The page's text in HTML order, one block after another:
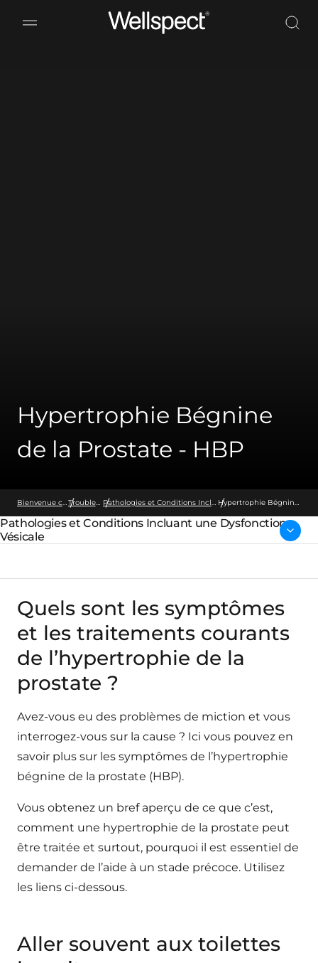
Wellspect
Hypertrophie Bégnine
de la Prostate - HBP
Bienvenue chez Wellspect Troubles Urinaires Pathologies et Conditions Incluant une Dysfonction Vésicale Hypertrophie Bégnine
Page parents:
Pathologies et Conditions Incluant une Dysfonction
Vésicale
Quels sont les symptômes
et les traitements courants
de l’hypertrophie de la
prostate ?
Avez-vous eu des problèmes de miction et vous
interrogez-vous sur la cause ? Ici vous pouvez en
savoir plus sur les symptômes de l’hypertrophie
bégnine de la prostate (HBP).
Vous obtenez un bref aperçu de ce que c’est,
comment une hypertrophie de la prostate peut
être traitée et surtout, pourquoi il est essentiel de
demander de l’aide à un stade précoce. Utilisez
les liens ci-dessous.
Aller souvent aux toilettes